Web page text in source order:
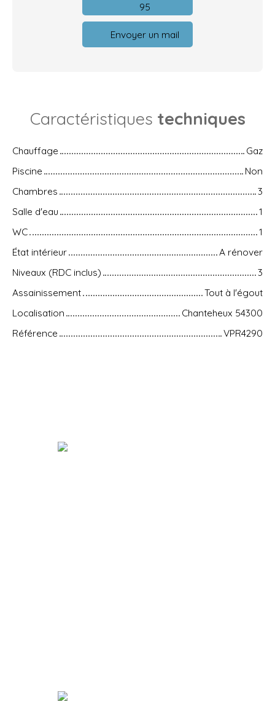
95
Envoyer un mail
Caractéristiques techniques
Chauffage
Gaz
Piscine
Non
Chambres
3
Salle d'eau
1
WC
1
État intérieur
A rénover
Niveaux (RDC inclus)
3
Assainissement
Tout à l'égout
Localisation
Chanteheux 54300
Référence
VPR4290